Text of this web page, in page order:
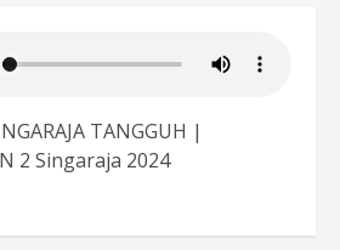
TANGGUH |
2 Singaraja 2024